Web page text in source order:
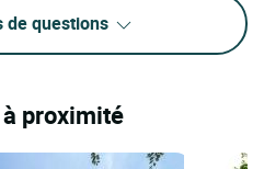
de questions
proximité